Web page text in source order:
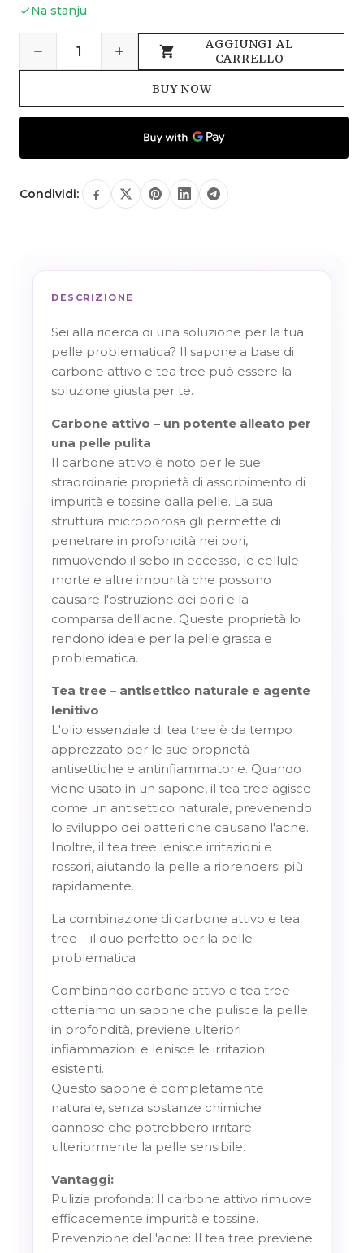
Na stanju
AGGIUNGI AL
CARRELLO
BUY NOW
Condividi:
DESCRIZIONE
Sei alla ricerca di una soluzione per la tua
pelle problematica? Il sapone a base di
carbone attivo e tea tree può essere la
soluzione giusta per te.
Carbone attivo – un potente alleato per
una pelle pulita
Il carbone attivo è noto per le sue
straordinarie proprietà di assorbimento di
impurità e tossine dalla pelle. La sua
struttura microporosa gli permette di
penetrare in profondità nei pori,
rimuovendo il sebo in eccesso, le cellule
morte e altre impurità che possono
causare l'ostruzione dei pori e la
comparsa dell'acne. Queste proprietà lo
rendono ideale per la pelle grassa e
problematica.
Tea tree – antisettico naturale e agente
lenitivo
L'olio essenziale di tea tree è da tempo
apprezzato per le sue proprietà
antisettiche e antinfiammatorie. Quando
viene usato in un sapone, il tea tree agisce
come un antisettico naturale, prevenendo
lo sviluppo dei batteri che causano l'acne.
Inoltre, il tea tree lenisce irritazioni e
rossori, aiutando la pelle a riprendersi più
rapidamente.
La combinazione di carbone attivo e tea
tree – il duo perfetto per la pelle
problematica
Combinando carbone attivo e tea tree
otteniamo un sapone che pulisce la pelle
in profondità, previene ulteriori
infiammazioni e lenisce le irritazioni
esistenti.
Questo sapone è completamente
naturale, senza sostanze chimiche
dannose che potrebbero irritare
ulteriormente la pelle sensibile.
Vantaggi:
Pulizia profonda: Il carbone attivo rimuove
efficacemente impurità e tossine.
Prevenzione dell'acne: Il tea tree previene